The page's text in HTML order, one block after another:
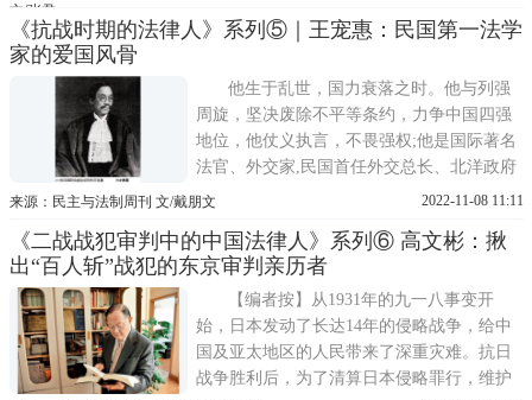
惜以生命为代价，捍卫法律和民族的尊
们以法律为武器，秉公执
文/张君
《抗战时期的法律人》系列⑤｜王宠惠：民国第一法学
家的爱国风骨
他生于乱世，国力衰落之时。他与列强
周旋，坚决废除不平等条约，力争中国四强
地位，他仗义执言，不畏强权;他是国际著名
法官、外交家,民国首任外交总长、北洋政府
总理、南京政府司法院长、国防最高委员会
情，在国际舞台上运筹帷幄、不遗余力捍卫
国家利益和民族尊严 法科外交官享誉国际
——其力
来源：民主与法制周刊 文/戴朋文 2022-11-08 11:11
《二战战犯审判中的中国法律人》系列⑥ 高文彬：揪
出“百人斩”战犯的东京审判亲历者
【编者按】从1931年的九一八事变开
始，日本发动了长达14年的侵略战争，给中
国及亚太地区的人民带来了深重灾难。抗日
战争胜利后，为了清算日本侵略罪行，维护